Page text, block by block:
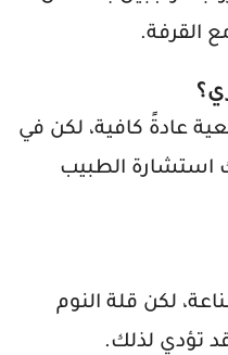
القرفة.
عادةً كافية، لكن في
استشارة الطبيب
لكن قلة النوم
تؤدي لذلك.